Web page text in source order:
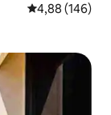
Средна
4,88 (146)